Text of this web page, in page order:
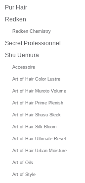
Pur Hair
Redken
Redken Chemistry
Secret Professionnel
Shu Uemura
Accessoire
Art of Hair Color Lustre
Art of Hair Muroto Volume
Art of Hair Prime Plenish
Art of Hair Shusu Sleek
Art of Hair Silk Bloom
Art of Hair Ultimate Reset
Art of Hair Urban Moisture
Art of Oils
Art of Style